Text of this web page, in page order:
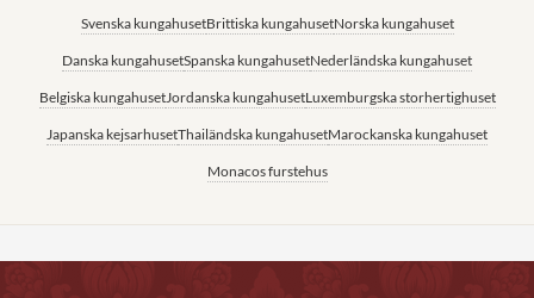
Svenska kungahusetBrittiska kungahusetNorska kungahuset
Danska kungahusetSpanska kungahusetNederländska kungahuset
Belgiska kungahusetJordanska kungahusetLuxemburgska storhertighuset
Japanska kejsarhusetThailändska kungahusetMarockanska kungahuset
Monacos furstehus